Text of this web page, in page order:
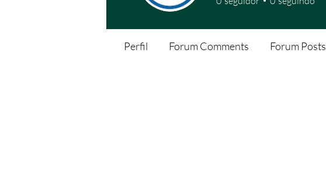
Perfil Forum Comments Forum Posts